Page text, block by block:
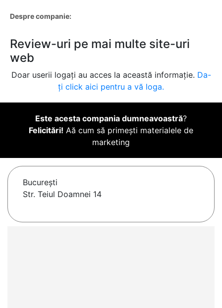
Despre companie:
Review-uri pe mai multe site-uri
web
Doar userii logați au acces la această informație. Da-
ți click aici pentru a vă loga.
Este acesta compania dumneavoastră?
Felicitări! Aă cum să primești materialele de
marketing
Bucureşti
Str. Teiul Doamnei 14